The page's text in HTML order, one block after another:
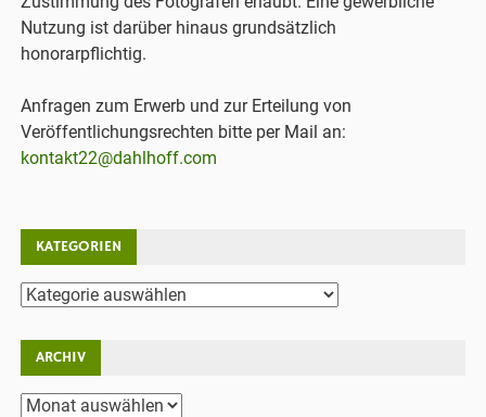
Nutzung ist darüber hinaus grundsätzlich
honorarpflichtig.
Anfragen zum Erwerb und zur Erteilung von
Veröffentlichungsrechten bitte per Mail an:
kontakt22@dahlhoff.com
KATEGORIEN
Kategorien
ARCHIV
Archiv